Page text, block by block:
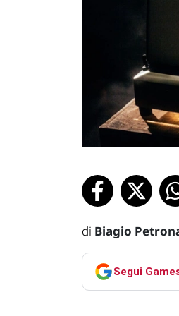
di Biagio
Segui